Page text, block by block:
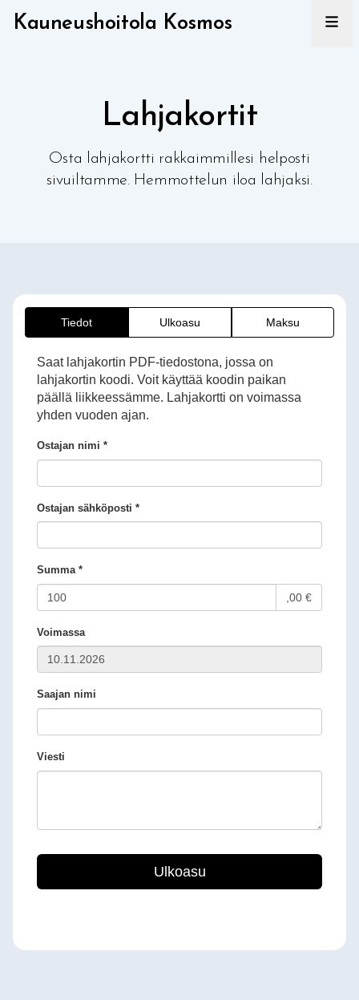
Kauneushoitola Kosmos
Lahjakortit
Osta lahjakortti rakkaimmillesi helposti
sivuiltamme. Hemmottelun iloa lahjaksi.